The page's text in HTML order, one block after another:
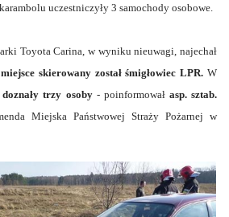
uczestniczyły 3 samochody osobowe.
Toyota Carina, w wyniku nieuwagi, najechał
skierowany został śmigłowiec LPR. W
trzy osoby - poinformował asp. sztab.
Miejska Państwowej Straży Pożarnej w